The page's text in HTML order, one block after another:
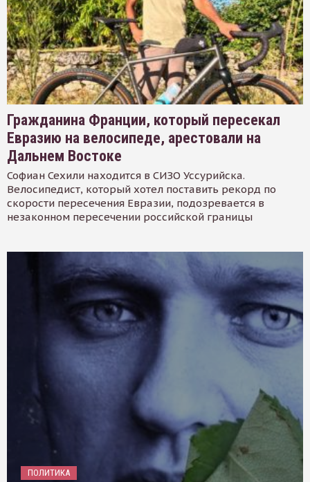
Гражданина Франции, который пересекал
Евразию на велосипеде, арестовали на
Дальнем Востоке
Софиан Сехили находится в СИЗО Уссурийска.
Велосипедист, который хотел поставить рекорд по
скорости пересечения Евразии, подозревается в
незаконном пересечении российской границы
ПОЛИТИКА